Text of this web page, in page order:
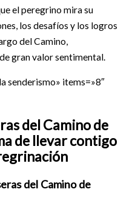
el peregrino mira su
los desafíos y los logros
del Camino,
gran valor sentimental.
senderismo» items=»8″
del Camino de
de llevar contigo
del Camino de